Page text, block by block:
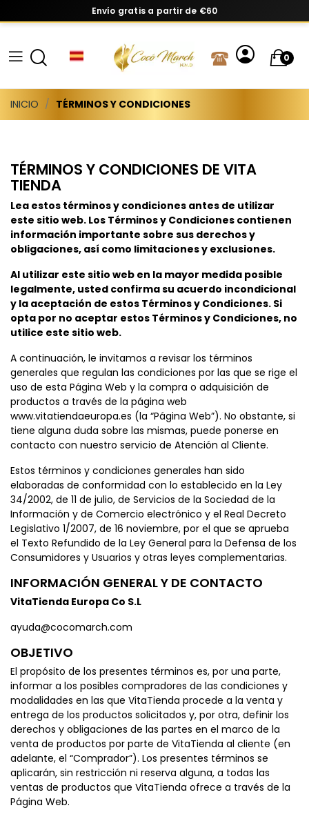
Envío gratis a partir de €60
0
INICIO TÉRMINOS Y CONDICIONES
TÉRMINOS Y CONDICIONES DE VITA
TIENDA
Lea estos términos y condiciones antes de utilizar
este sitio web. Los Términos y Condiciones contienen
información importante sobre sus derechos y
obligaciones, así como limitaciones y exclusiones.
Al utilizar este sitio web en la mayor medida posible
legalmente, usted confirma su acuerdo incondicional
y la aceptación de estos Términos y Condiciones. Si
opta por no aceptar estos Términos y Condiciones, no
utilice este sitio web.
A continuación, le invitamos a revisar los términos
generales que regulan las condiciones por las que se rige el
uso de esta Página Web y la compra o adquisición de
productos a través de la página web
www.vitatiendaeuropa.es (la “Página Web”). No obstante, si
tiene alguna duda sobre las mismas, puede ponerse en
contacto con nuestro servicio de Atención al Cliente.
Estos términos y condiciones generales han sido
elaboradas de conformidad con lo establecido en la Ley
34/2002, de 11 de julio, de Servicios de la Sociedad de la
Información y de Comercio electrónico y el Real Decreto
Legislativo 1/2007, de 16 noviembre, por el que se aprueba
el Texto Refundido de la Ley General para la Defensa de los
Consumidores y Usuarios y otras leyes complementarias.
INFORMACIÓN GENERAL Y DE CONTACTO
VitaTienda Europa Co S.L
ayuda@cocomarch.com
OBJETIVO
El propósito de los presentes términos es, por una parte,
informar a los posibles compradores de las condiciones y
modalidades en las que VitaTienda procede a la venta y
entrega de los productos solicitados y, por otra, definir los
derechos y obligaciones de las partes en el marco de la
venta de productos por parte de VitaTienda al cliente (en
adelante, el “Comprador”). Los presentes términos se
aplicarán, sin restricción ni reserva alguna, a todas las
ventas de productos que VitaTienda ofrece a través de la
Página Web.